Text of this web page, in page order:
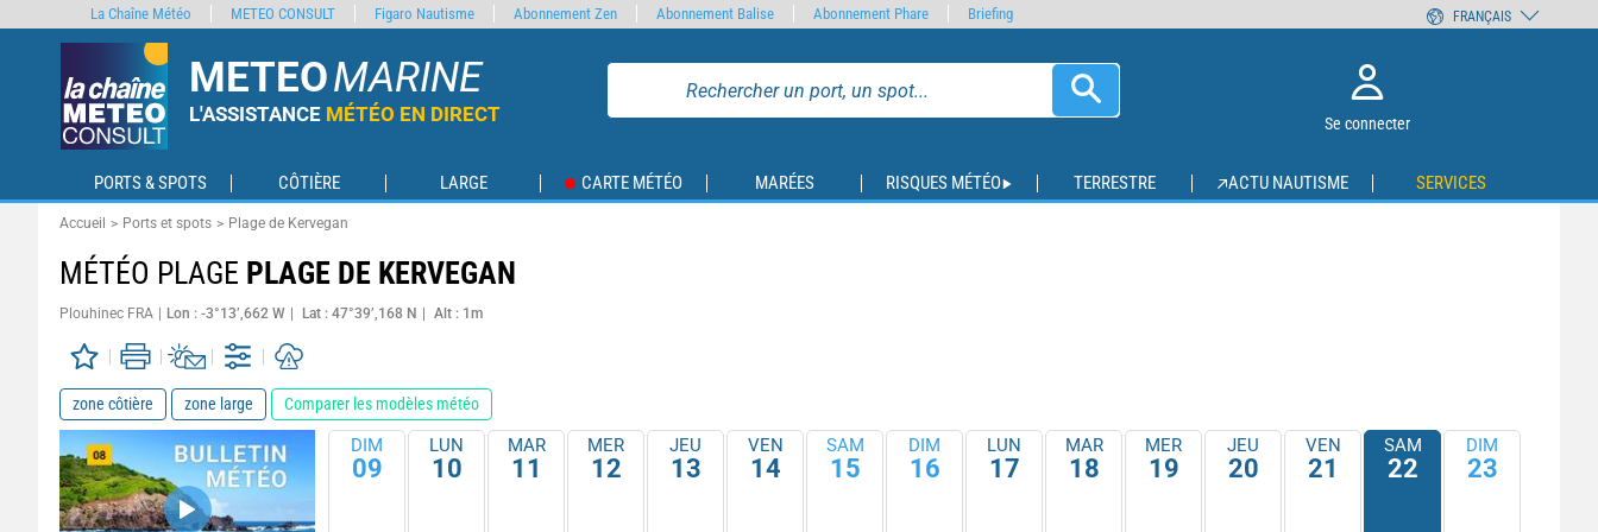
METEOMARINE
L'ASSISTANCE MÉTÉO EN DIRECT Se connecter
PORTS & SPOTS CÔTIÈRE LARGE CARTE MÉTÉO MARÉES RISQUES MÉTÉO TERRESTRE ACTU NAUTISME SERVICES
Accueil Ports et spots Plage de Kervegan
MÉTÉO PLAGE PLAGE DE KERVEGAN
Plouhinec FRA Lon : -3°13’,662 W Lat : 47°39’,168 N Alt : 1m
zone côtière zone large Comparer les modèles météo
DIM
09
LUN
10
MAR
11
MER
12
JEU
13
VEN
14
SAM
15
DIM
16
LUN
17
MAR
18
MER
19
JEU
20
VEN
21
SAM
22
DIM
23
La Chaîne Météo METEO CONSULT Figaro Nautisme Abonnement Zen Abonnement Balise Abonnement Phare Briefing FRANÇAIS